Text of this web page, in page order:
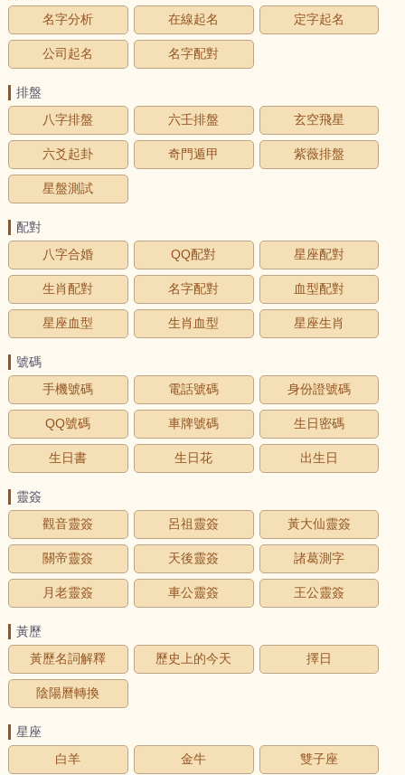
名字分析
在線起名 定字起名
公司起名 名字配對
排盤
八字排盤
六壬排盤 玄空飛星
六爻起卦 奇門遁甲 紫薇排盤
星盤測試
配對
八字合婚
QQ配對 星座配對
生肖配對 名字配對 血型配對
星座血型 生肖血型 星座生肖
號碼
手機號碼
電話號碼 身份證號碼
QQ號碼 車牌號碼 生日密碼
生日書 生日花 出生日
靈簽
觀音靈簽
呂祖靈簽 黃大仙靈簽
關帝靈簽 天後靈簽 諸葛測字
月老靈簽 車公靈簽 王公靈簽
黃歷
黃歷名詞解釋
歷史上的今天 擇日
陰陽曆轉換
星座
白羊
金牛 雙子座